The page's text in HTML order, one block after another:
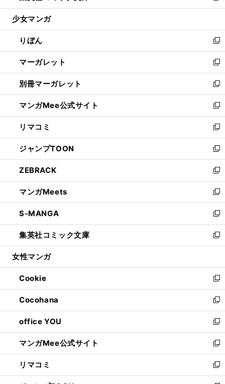
開
ウ
開
く
ン
ウ
で
開
く
ウ
ン
ド
ウ
で
開
く
し
ウ
ィ
ン
ド
ウ
で
開
く
少女マンガ
りぼん
新
し
い
ウ
ィ
ン
ド
ウ
で
開
く
マーガレット
新
し
い
ウ
ィ
ン
ド
ウ
で
開
く
別冊マーガレット
新
し
い
ウ
ィ
ン
ド
ウ
で
開
く
マンガMee公式サイト
新
し
い
ウ
ィ
ン
ド
ウ
で
開
く
リマコミ
新
し
い
ウ
ィ
ン
ド
ウ
で
開
く
ジャンプTOON
新
し
い
ウ
ィ
ン
ド
ウ
で
開
ZEBRACK
新
し
い
ウ
ィ
ン
ド
ウ
開
く
マンガMeets
新
し
い
ウ
ィ
ン
ウ
で
開
く
S-MANGA
新
し
い
ウ
ン
ド
ウ
で
開
く
集英社コミック文庫
新
し
ウ
ィ
ン
ド
ウ
で
開
く
女性マンガ
Cookie
新
し
い
ウ
ィ
ン
ド
ウ
で
開
Cocohana
新
し
い
ウ
ィ
ン
ド
ウ
office YOU
新
し
い
ウ
ィ
ン
マンガMee公式サイト
新
し
い
ウ
リマコミ
新
し